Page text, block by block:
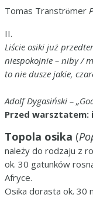
Tomas Tranströmer
II.
Liście osiki już
niespokojnie – niby /
to nie dusze jakie,
Adolf Dygasiński –
Przed warsztatem:
Topola osika (
należy do rodzaju z
ok. 30 gatunków
Afryce.
Osika dorasta ok. 30